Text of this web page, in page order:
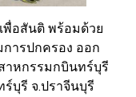
พื่อสันติ พร้อมด้วย
ารปกครอง ออก
าหกรรมกบินทร์บุรี
บุรี จ.ปราจีนบุรี